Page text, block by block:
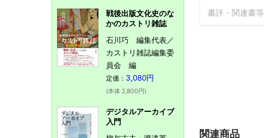
書評・関連書等
関連商品
戦後出版文化史のな
かのカストリ雑誌
石川巧 編集代表／
カストリ雑誌編集委
員会 編
定価： 3,080円
(本体 2,800円)
デジタルアーカイブ
入門